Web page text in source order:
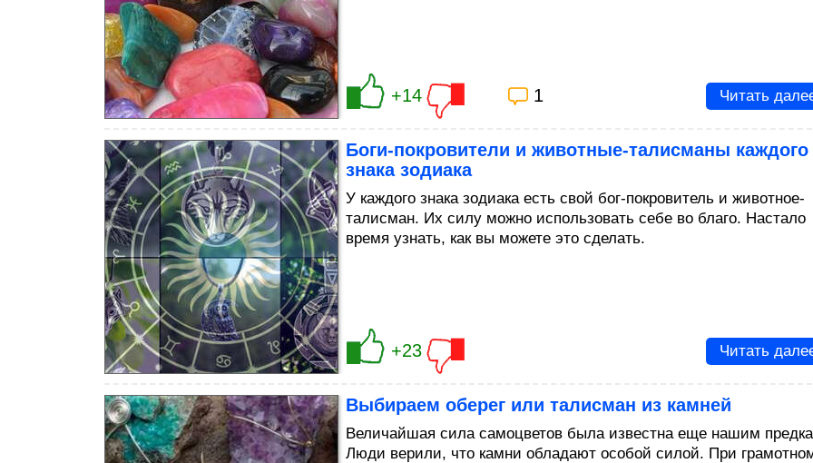
+14 1 Читать
Боги-покровители и животные-талисманы каждого
знака зодиака
У каждого знака зодиака есть свой бог-покровитель и животное-
талисман. Их силу можно использовать себе во благо. Настало
время узнать, как вы можете это сделать.
+23 Читать
Выбираем оберег или талисман из камней
Величайшая сила самоцветов была известна еще нашим
Люди верили, что камни обладают особой силой. При